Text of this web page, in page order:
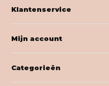
Klantenservice
Mijn account
Categorieën